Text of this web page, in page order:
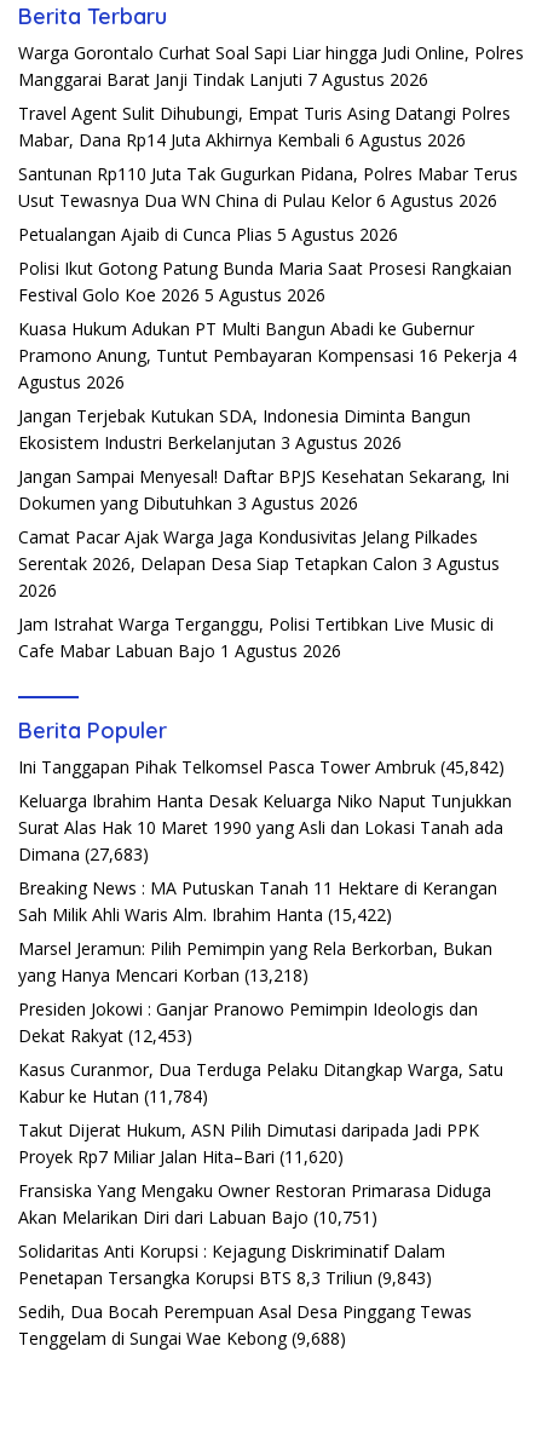
Berita Terbaru
Warga Gorontalo Curhat Soal Sapi Liar hingga Judi Online, Polres
Manggarai Barat Janji Tindak Lanjuti 7 Agustus 2026
Travel Agent Sulit Dihubungi, Empat Turis Asing Datangi Polres
Mabar, Dana Rp14 Juta Akhirnya Kembali 6 Agustus 2026
Santunan Rp110 Juta Tak Gugurkan Pidana, Polres Mabar Terus
Usut Tewasnya Dua WN China di Pulau Kelor 6 Agustus 2026
Petualangan Ajaib di Cunca Plias 5 Agustus 2026
Polisi Ikut Gotong Patung Bunda Maria Saat Prosesi Rangkaian
Festival Golo Koe 2026 5 Agustus 2026
Kuasa Hukum Adukan PT Multi Bangun Abadi ke Gubernur
Pramono Anung, Tuntut Pembayaran Kompensasi 16 Pekerja 4
Agustus 2026
Jangan Terjebak Kutukan SDA, Indonesia Diminta Bangun
Ekosistem Industri Berkelanjutan 3 Agustus 2026
Jangan Sampai Menyesal! Daftar BPJS Kesehatan Sekarang, Ini
Dokumen yang Dibutuhkan 3 Agustus 2026
Camat Pacar Ajak Warga Jaga Kondusivitas Jelang Pilkades
Serentak 2026, Delapan Desa Siap Tetapkan Calon 3 Agustus
2026
Jam Istrahat Warga Terganggu, Polisi Tertibkan Live Music di
Cafe Mabar Labuan Bajo 1 Agustus 2026
Berita Populer
Ini Tanggapan Pihak Telkomsel Pasca Tower Ambruk (45,842)
Keluarga Ibrahim Hanta Desak Keluarga Niko Naput Tunjukkan
Surat Alas Hak 10 Maret 1990 yang Asli dan Lokasi Tanah ada
Dimana (27,683)
Breaking News : MA Putuskan Tanah 11 Hektare di Kerangan
Sah Milik Ahli Waris Alm. Ibrahim Hanta (15,422)
Marsel Jeramun: Pilih Pemimpin yang Rela Berkorban, Bukan
yang Hanya Mencari Korban (13,218)
Presiden Jokowi : Ganjar Pranowo Pemimpin Ideologis dan
Dekat Rakyat (12,453)
Kasus Curanmor, Dua Terduga Pelaku Ditangkap Warga, Satu
Kabur ke Hutan (11,784)
Takut Dijerat Hukum, ASN Pilih Dimutasi daripada Jadi PPK
Proyek Rp7 Miliar Jalan Hita–Bari (11,620)
Fransiska Yang Mengaku Owner Restoran Primarasa Diduga
Akan Melarikan Diri dari Labuan Bajo (10,751)
Solidaritas Anti Korupsi : Kejagung Diskriminatif Dalam
Penetapan Tersangka Korupsi BTS 8,3 Triliun (9,843)
Sedih, Dua Bocah Perempuan Asal Desa Pinggang Tewas
Tenggelam di Sungai Wae Kebong (9,688)